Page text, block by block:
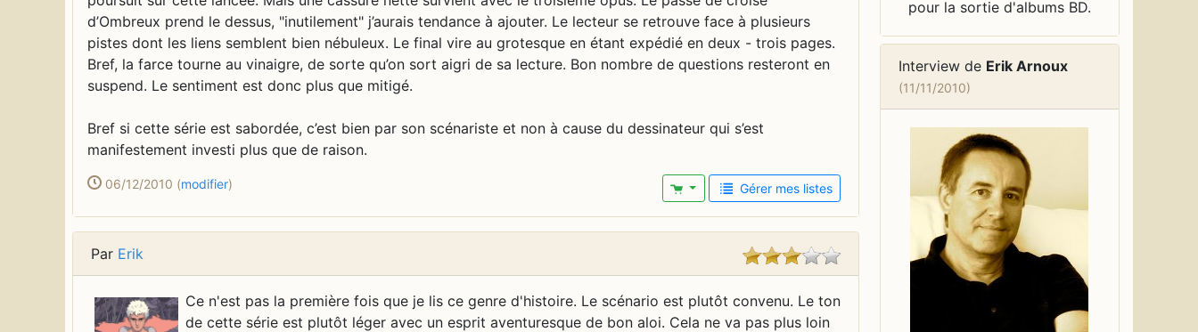
d’Ombreux prend le dessus, "inutilement" j’aurais tendance à ajouter. Le lecteur se retrouve face à plusieurs
pistes dont les liens semblent bien nébuleux. Le final vire au grotesque en étant expédié en deux - trois pages.
Bref, la farce tourne au vinaigre, de sorte qu’on sort aigri de sa lecture. Bon nombre de questions resteront en
suspend. Le sentiment est donc plus que mitigé.
Bref si cette série est sabordée, c’est bien par son scénariste et non à cause du dessinateur qui s’est
manifestement investi plus que de raison.
06/12/2010 (modifier) Gérer mes listes
Par Erik
Ce n'est pas la première fois que je lis ce genre d'histoire. Le scénario est plutôt convenu. Le ton
de cette série est plutôt léger avec un esprit aventuresque de bon aloi. Cela ne va pas plus loin
pour la sortie d'albums BD.
Interview de Erik Arnoux
(11/11/2010)